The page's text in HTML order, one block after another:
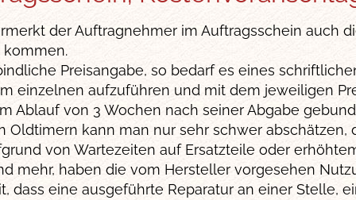
der Auftragnehmer im Auftragsschein auch
kommen.
Preisangabe, so bedarf es eines
einzelnen aufzuführen und mit dem jeweiligen
Ablauf von 3 Wochen nach seiner Abgabe
Oldtimern kann man nur sehr schwer
von Wartezeiten auf Ersatzteile oder
mehr, haben die vom Hersteller vorgesehen
dass eine ausgeführte Reparatur an einer Stelle,